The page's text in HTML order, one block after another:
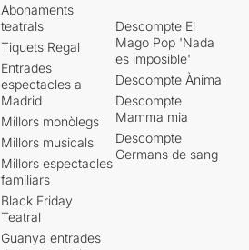
Abonaments
teatrals
Tiquets Regal
Entrades
espectacles a
Madrid
Millors monòlegs
Millors musicals
Millors espectacles
familiars
Black Friday
Teatral
Guanya entrades
Descompte El
Mago Pop 'Nada
es imposible'
Descompte Ànima
Descompte
Mamma mia
Descompte
Germans de sang